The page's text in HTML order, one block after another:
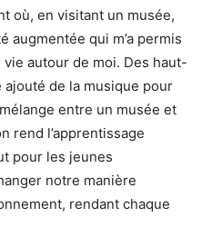
où, en visitant un musée,
augmentée qui m’a permis
autour de moi. Des haut-
de la musique pour
entre un musée et
rend l’apprentissage
pour les jeunes
notre manière
rendant chaque